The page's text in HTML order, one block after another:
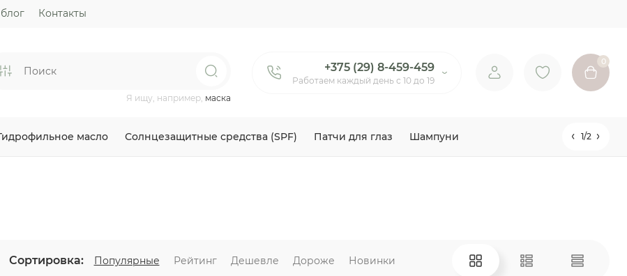
Контакты
+375 (29) 8-459-459
Работаем каждый день с 10 до 19
Я ищу, например, маска
0
масло Солнцезащитные средства (SPF) Патчи для глаз Шампуни 1/2
Сортировка: Популярные Рейтинг Дешевле Дороже Новинки